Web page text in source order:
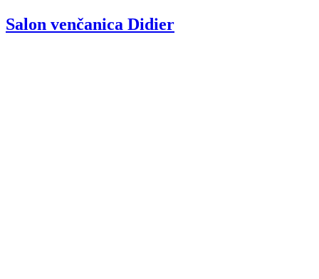
Salon venčanica Didier